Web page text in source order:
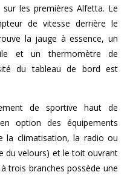
les premières Alfetta. Le
de vitesse derrière le
la jauge à essence, un
et un thermomètre de
du tableau de bord est
de sportive haut de
option des équipements
la climatisation, la radio ou
du velours) et le toit ouvrant
trois branches possède une